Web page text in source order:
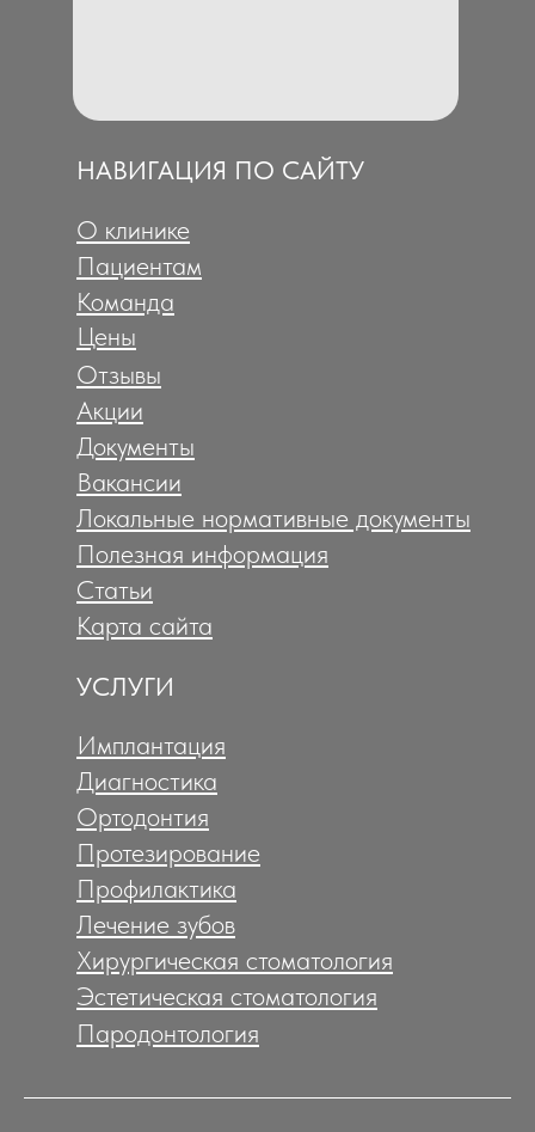
НАВИГАЦИЯ ПО САЙТУ
УСЛУГИ
О клинике
Пациентам
Команда
Цены
Ортодонтия
Диагностика
Имплантация
Протезирование
Профилактика
Лечение зубов
Пародонтология
Эстетическая стоматология
Хирургическая стоматология
Документы
Акции
Отзывы
Вакансии
Локальные нормативные документы
Полезная информация
Статьи
Карта сайта